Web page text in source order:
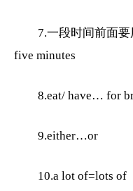
7.一段时间前面要
five minutes
8.eat/ have… for
9.either…or
10.a lot of=lots of